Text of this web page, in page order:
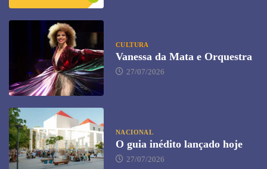
CULTURA
Vanessa da Mata e Orquestra
27/07/2026
NACIONAL
O guia inédito lançado hoje
27/07/2026